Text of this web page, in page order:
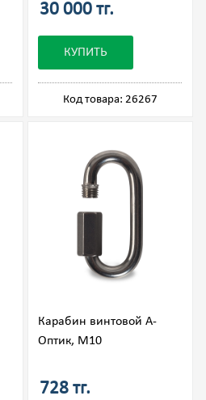
30 000 тг.
КУПИТЬ
Код товара: 26267
Карабин винтовой А-
Оптик, М10
728 тг.